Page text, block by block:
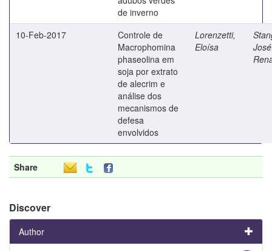
de inverno
10-Feb-2017
Controle de
Macrophomina
phaseolina em
soja por extrato
de alecrim e
análise dos
mecanismos de
defesa
envolvidos
Lorenzetti,
Eloísa
José
Share
Discover
Author